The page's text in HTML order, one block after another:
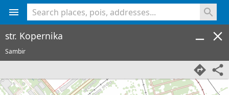
str. Kopernika
Sambir
<% console.log(hcard) %>